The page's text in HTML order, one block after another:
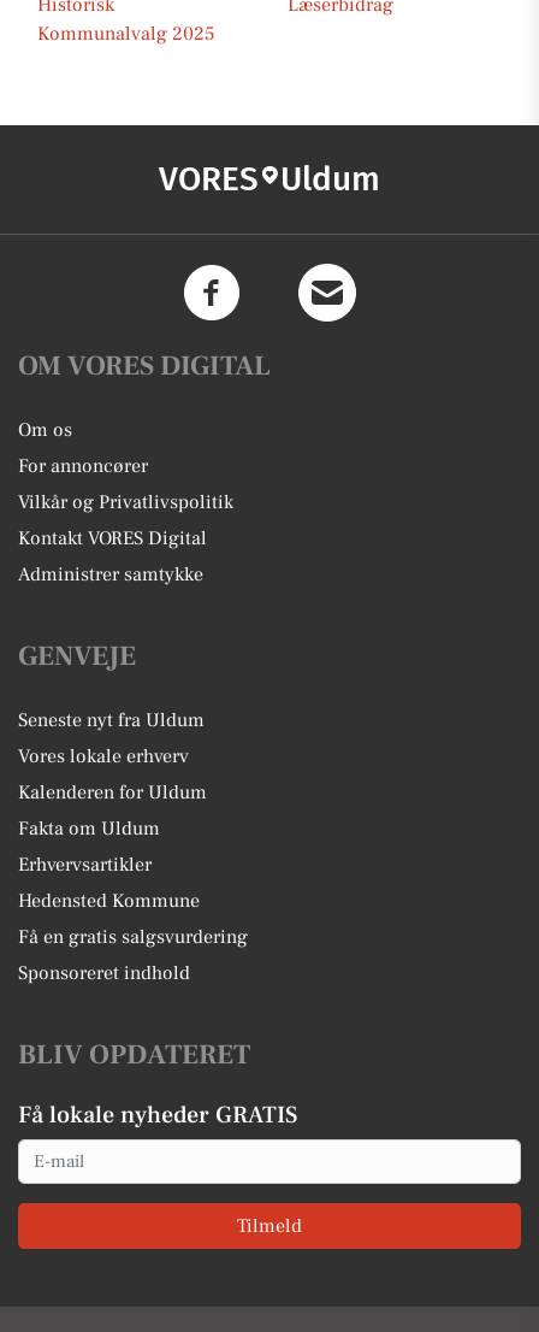
Historisk
Læserbidrag
Kommunalvalg 2025
VORES Uldum
OM VORES DIGITAL
Om os
For annoncører
Vilkår og Privatlivspolitik
Kontakt VORES Digital
Administrer samtykke
GENVEJE
Seneste nyt fra Uldum
Vores lokale erhverv
Kalenderen for Uldum
Fakta om Uldum
Erhvervsartikler
Hedensted Kommune
Få en gratis salgsvurdering
Sponsoreret indhold
BLIV OPDATERET
Få lokale nyheder GRATIS
Email
Tilmeld